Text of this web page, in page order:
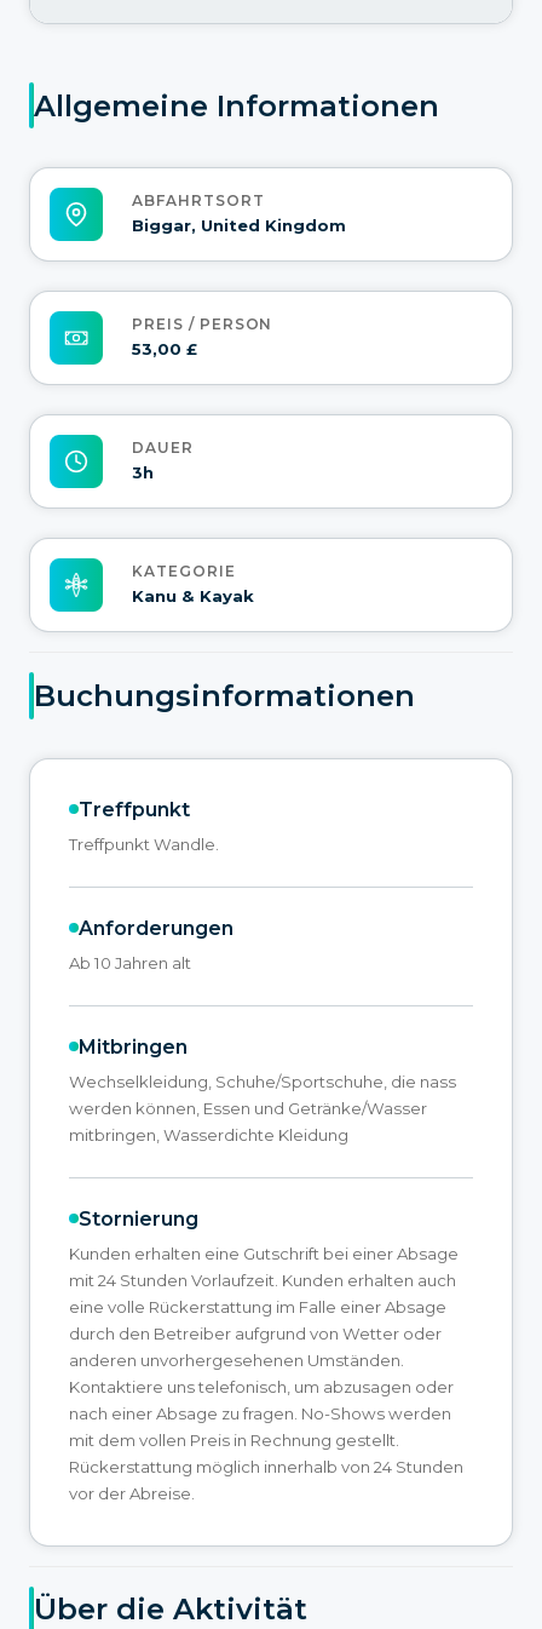
Allgemeine Informationen
ABFAHRTSORT
Biggar, United Kingdom
PREIS / PERSON
53,00 £
DAUER
3h
KATEGORIE
Kanu & Kayak
Buchungsinformationen
Treffpunkt
Treffpunkt Wandle.
Anforderungen
Ab 10 Jahren alt
Mitbringen
Wechselkleidung, Schuhe/Sportschuhe, die nass
werden können, Essen und Getränke/Wasser
mitbringen, Wasserdichte Kleidung
Stornierung
Kunden erhalten eine Gutschrift bei einer Absage
mit 24 Stunden Vorlaufzeit. Kunden erhalten auch
eine volle Rückerstattung im Falle einer Absage
durch den Betreiber aufgrund von Wetter oder
anderen unvorhergesehenen Umständen.
Kontaktiere uns telefonisch, um abzusagen oder
nach einer Absage zu fragen. No-Shows werden
mit dem vollen Preis in Rechnung gestellt.
Rückerstattung möglich innerhalb von 24 Stunden
vor der Abreise.
Über die Aktivität